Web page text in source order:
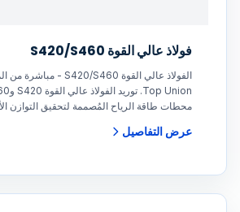
فولاذ عالي القوة S420/S460
محطات طاقة الرياح المُصممة لتحقيق التوازن
عرض التفاصيل